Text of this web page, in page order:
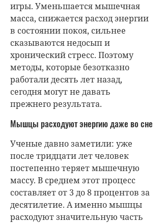
игры. Уменьшается мышечная
масса, снижается расход энергии
в состоянии покоя, сильнее
сказываются недосып и
хронический стресс. Поэтому
методы, которые безотказно
работали десять лет назад,
сегодня могут не давать
прежнего результата.
Мышцы расходуют энергию даже во сне
Ученые давно заметили: уже
после тридцати лет человек
постепенно теряет мышечную
массу. В среднем этот процесс
составляет от 3 до 8 процентов за
десятилетие. А именно мышцы
расходуют значительную часть